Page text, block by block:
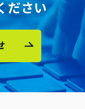
ださい